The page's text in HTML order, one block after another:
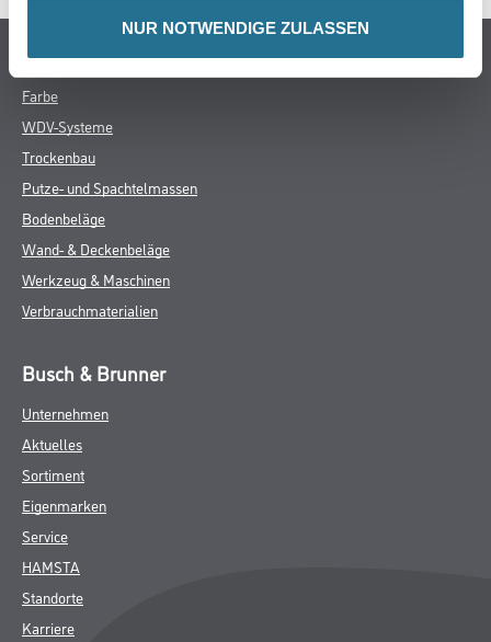
NUR NOTWENDIGE ZULASSEN
Online-Shop
Farbe
WDV-Systeme
Trockenbau
Putze- und Spachtelmassen
Bodenbeläge
Wand- & Deckenbeläge
Werkzeug & Maschinen
Verbrauchmaterialien
Busch & Brunner
Unternehmen
Aktuelles
Sortiment
Eigenmarken
Service
HAMSTA
Standorte
Karriere